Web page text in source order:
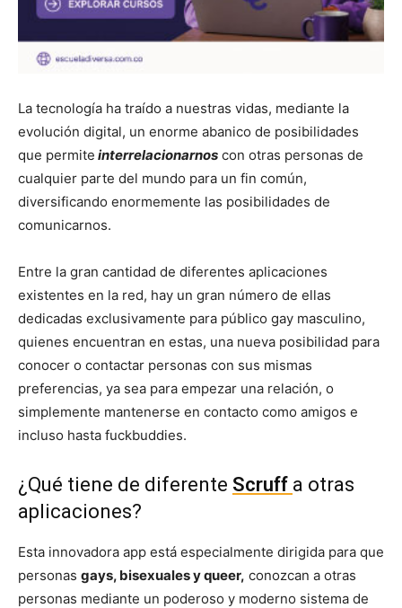
La tecnología ha traído a nuestras vidas, mediante la
evolución digital, un enorme abanico de posibilidades
que permite interrelacionarnos con otras personas de
cualquier parte del mundo para un fin común,
diversificando enormemente las posibilidades de
comunicarnos.
Entre la gran cantidad de diferentes aplicaciones
existentes en la red, hay un gran número de ellas
dedicadas exclusivamente para público gay masculino,
quienes encuentran en estas, una nueva posibilidad para
conocer o contactar personas con sus mismas
preferencias, ya sea para empezar una relación, o
simplemente mantenerse en contacto como amigos e
incluso hasta fuckbuddies.
¿Qué tiene de diferente Scruff a otras
aplicaciones?
Esta innovadora app está especialmente dirigida para que
personas gays, bisexuales y queer, conozcan a otras
personas mediante un poderoso y moderno sistema de